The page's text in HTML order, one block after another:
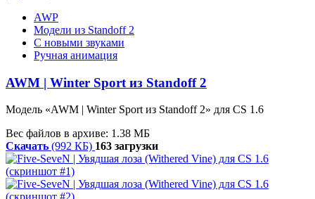
AWP
Модели из Standoff 2
С новыми звуками
Ручная анимация
AWM | Winter Sport из Standoff 2
Модель «AWM | Winter Sport из Standoff 2» для CS 1.6
Вес файлов в архиве: 1.38 МБ
Скачать (992 КБ) 163 загрузки